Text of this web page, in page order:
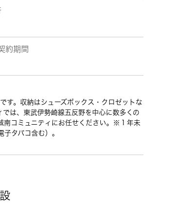
約期間
す。収納はシューズボックス・クロゼットな
は、東武伊勢崎線五反野を中心に数多くの
コミュニティにお任せください。※１年未
タバコ含む）。